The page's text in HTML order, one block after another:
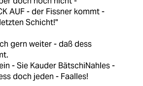
AUF - der Fissner kommt -
Schicht!"
gern weiter - daß dess
- Sie Kauder BätschiNahles -
doch jeden - Faalles!